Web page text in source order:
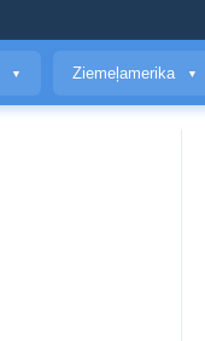
▼ Ziemeļamerika ▼